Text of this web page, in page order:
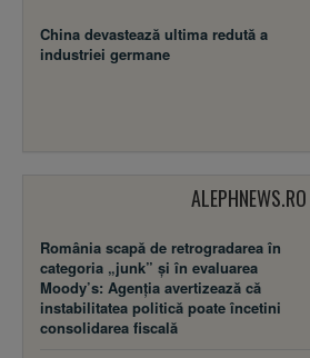
China devastează ultima redută a
industriei germane
ALEPHNEWS.RO
România scapă de retrogradarea în
categoria „junk” și în evaluarea
Moody’s: Agenția avertizează că
instabilitatea politică poate încetini
consolidarea fiscală